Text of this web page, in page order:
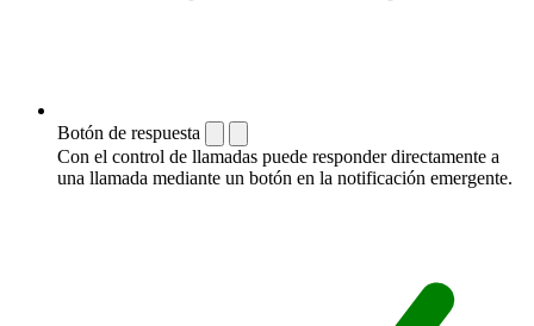
Botón de respuesta
Con el control de llamadas puede responder directamente a
una llamada mediante un botón en la notificación emergente.